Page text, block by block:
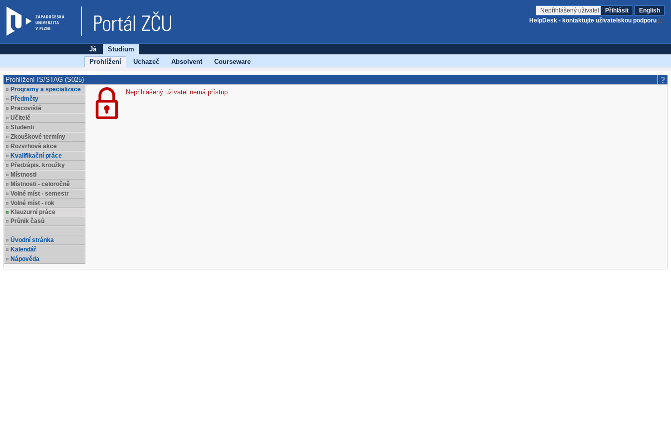
Nepřihlášený uživatel Přihlásit
English
HelpDesk - kontaktujte uživatelskou podporu
Já
Studium
Prohlížení
Uchazeč Absolvent Courseware
Prohlížení IS/STAG (S025)
Programy a specializace
Předměty
Pracoviště
Učitelé
Studenti
Zkouškové termíny
Rozvrhové akce
Kvalifikační práce
Předzápis. kroužky
Místnosti
Místnosti - celoročně
Volné míst - semestr
Volné míst - rok
Klauzurní práce
Průnik časů
Úvodní stránka
Kalendář
Nápověda
Nepřihlášený uživatel nemá přístup.